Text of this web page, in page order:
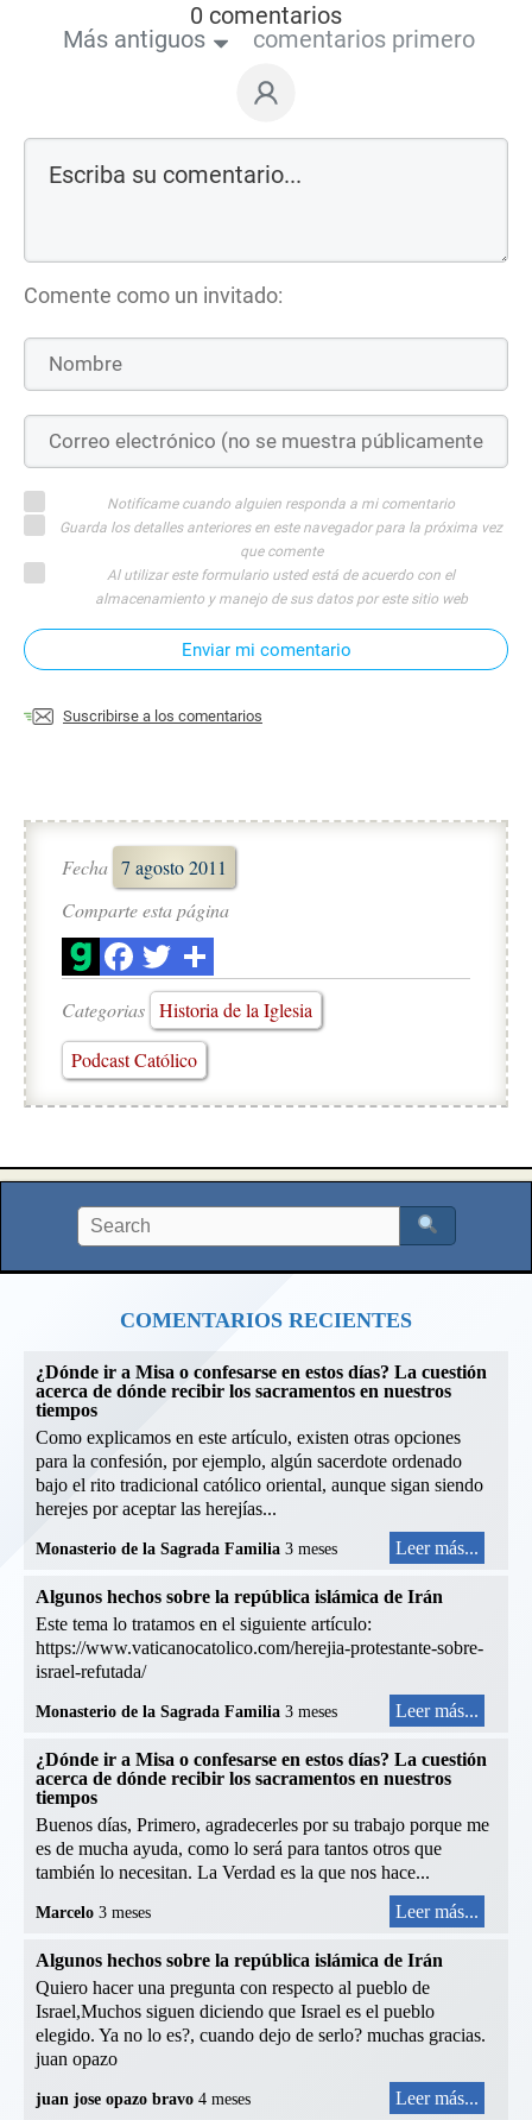
0 comentarios
Más antiguos
comentarios primero
Comente como un invitado:
Notifícame cuando alguien responda a mi comentario
Guarda los detalles anteriores en este navegador para la próxima vez
que comente
Al utilizar este formulario usted está de acuerdo con el
almacenamiento y manejo de sus datos por este sitio web
Enviar mi comentario
Suscribirse a los comentarios
Fecha 7 agosto 2011
Comparte esta página
Categorias Historia de la Iglesia
Podcast Católico
COMENTARIOS RECIENTES
¿Dónde ir a Misa o confesarse en estos días? La cuestión
acerca de dónde recibir los sacramentos en nuestros
tiempos
Como explicamos en este artículo, existen otras opciones
para la confesión, por ejemplo, algún sacerdote ordenado
bajo el rito tradicional católico oriental, aunque sigan siendo
herejes por aceptar las herejías...
Monasterio de la Sagrada Familia 3 meses Leer más...
Algunos hechos sobre la república islámica de Irán
Este tema lo tratamos en el siguiente artículo:
https://www.vaticanocatolico.com/herejia-protestante-sobre-
israel-refutada/
Monasterio de la Sagrada Familia 3 meses Leer más...
¿Dónde ir a Misa o confesarse en estos días? La cuestión
acerca de dónde recibir los sacramentos en nuestros
tiempos
Buenos días, Primero, agradecerles por su trabajo porque me
es de mucha ayuda, como lo será para tantos otros que
también lo necesitan. La Verdad es la que nos hace...
Marcelo 3 meses Leer más...
Algunos hechos sobre la república islámica de Irán
Quiero hacer una pregunta con respecto al pueblo de
Israel,Muchos siguen diciendo que Israel es el pueblo
elegido. Ya no lo es?, cuando dejo de serlo? muchas gracias.
juan opazo
juan jose opazo bravo 4 meses Leer más...